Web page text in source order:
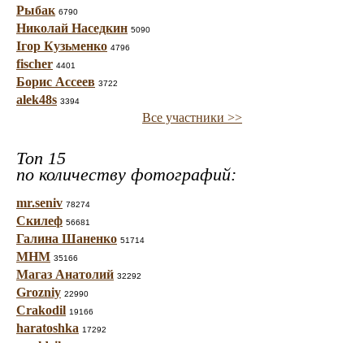
Рыбак 6790
Николай Наседкин 5090
Ігор Кузьменко 4796
fischer 4401
Борис Ассеев 3722
alek48s 3394
Все участники >>
Топ 15
по количеству фотографий:
mr.seniv 78274
Скилеф 56681
Галина Шаненко 51714
МНМ 35166
Магаз Анатолий 32292
Grozniy 22990
Crakodil 19166
haratoshka 17292